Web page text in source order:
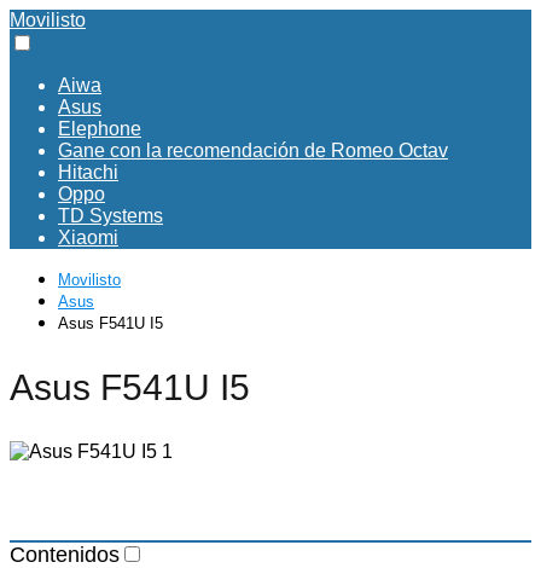
Movilisto
Aiwa
Asus
Elephone
Gane con la recomendación de Romeo Octav
Hitachi
Oppo
TD Systems
Xiaomi
Movilisto
Asus
Asus F541U I5
Asus F541U I5
Contenidos